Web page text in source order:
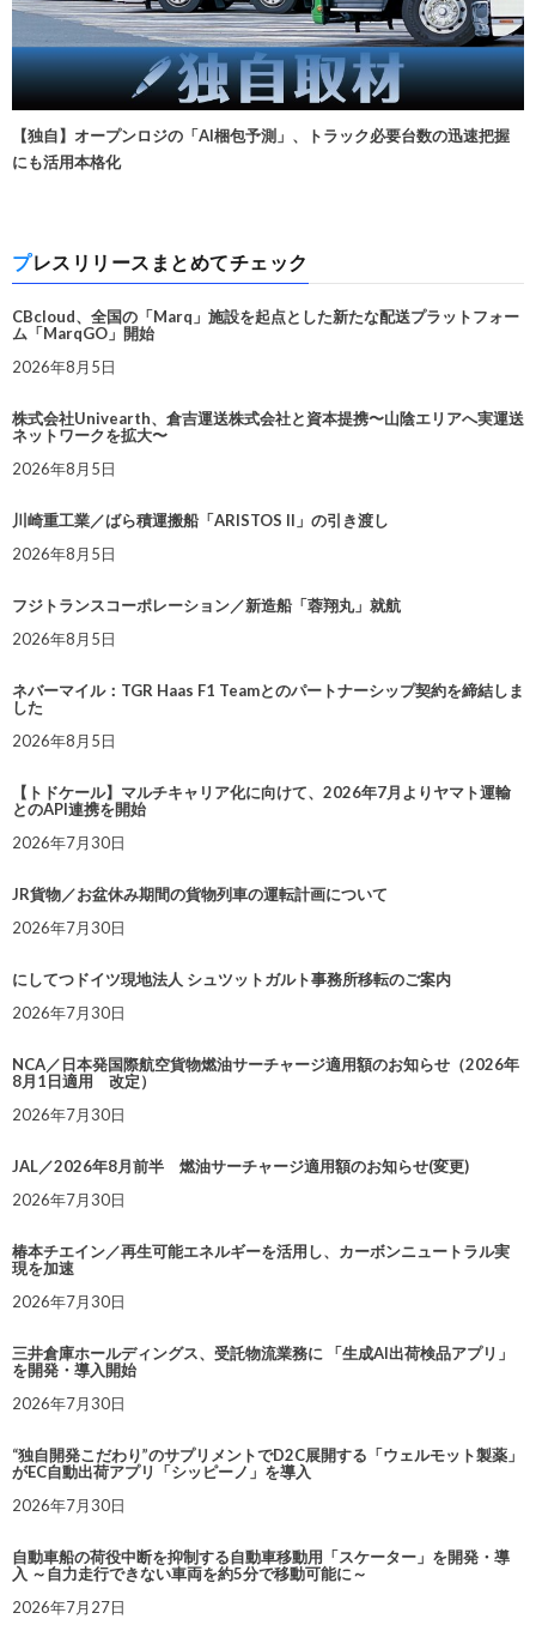
【独自】オープンロジの「AI梱包予測」、トラック必要台数の迅速把握
にも活用本格化
プレスリリースまとめてチェック
CBcloud、全国の「Marq」施設を起点とした新たな配送プラットフォー
ム「MarqGO」開始
2026年8月5日
株式会社Univearth、倉吉運送株式会社と資本提携〜山陰エリアへ実運送
ネットワークを拡大〜
2026年8月5日
川崎重工業／ばら積運搬船「ARISTOS II」の引き渡し
2026年8月5日
フジトランスコーポレーション／新造船「蓉翔丸」就航
2026年8月5日
ネバーマイル：TGR Haas F1 Teamとのパートナーシップ契約を締結しま
した
2026年8月5日
【トドケール】マルチキャリア化に向けて、2026年7月よりヤマト運輸
とのAPI連携を開始
2026年7月30日
JR貨物／お盆休み期間の貨物列車の運転計画について
2026年7月30日
にしてつドイツ現地法人 シュツットガルト事務所移転のご案内
2026年7月30日
NCA／日本発国際航空貨物燃油サーチャージ適用額のお知らせ（2026年
8月1日適用 改定）
2026年7月30日
JAL／2026年8月前半 燃油サーチャージ適用額のお知らせ(変更)
2026年7月30日
椿本チエイン／再生可能エネルギーを活用し、カーボンニュートラル実
現を加速
2026年7月30日
三井倉庫ホールディングス、受託物流業務に 「生成AI出荷検品アプリ」
を開発・導入開始
2026年7月30日
“独自開発こだわり”のサプリメントでD2C展開する「ウェルモット製薬」
がEC自動出荷アプリ「シッピーノ」を導入
2026年7月30日
自動車船の荷役中断を抑制する自動車移動用「スケーター」を開発・導
入 ～自力走行できない車両を約5分で移動可能に～
2026年7月27日